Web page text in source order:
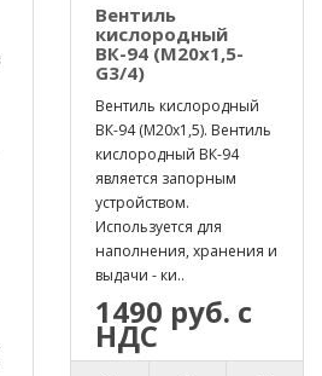
Вентиль
кислородный
ВК-94 (М20х1,5-
G3/4)
Вентиль кислородный
ВК-94 (М20х1,5). Вентиль
кислородный ВК-94
является запорным
устройством.
Используется для
наполнения, хранения и
выдачи - ки..
1490 руб. с
НДС